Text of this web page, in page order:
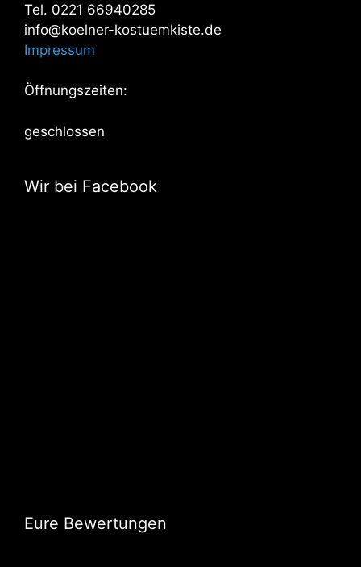
Tel. 0221 66940285
info@koelner-kostuemkiste.de
Impressum
Öffnungszeiten:
geschlossen
Wir bei Facebook
Eure Bewertungen